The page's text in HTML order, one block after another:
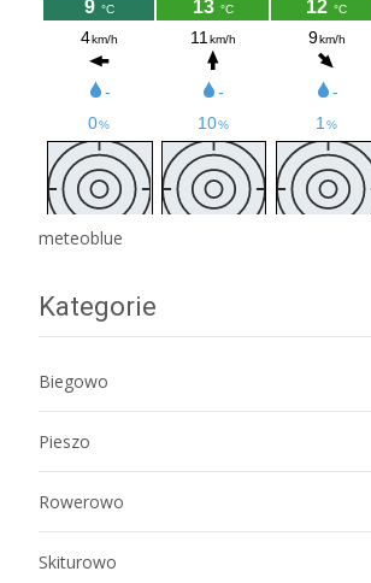
meteoblue
Kategorie
Biegowo
Pieszo
Rowerowo
Skiturowo